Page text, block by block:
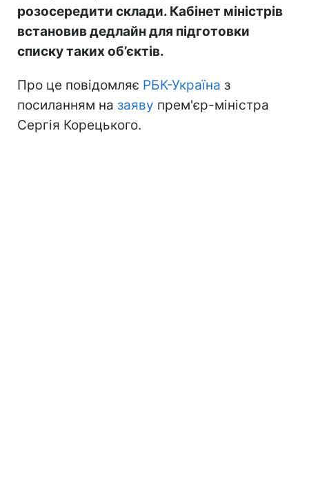
розосередити склади. Кабінет міністрів
встановив дедлайн для підготовки
списку таких об’єктів.
Про це повідомляє РБК-Україна з
посиланням на заяву прем'єр-міністра
Сергія Корецького.